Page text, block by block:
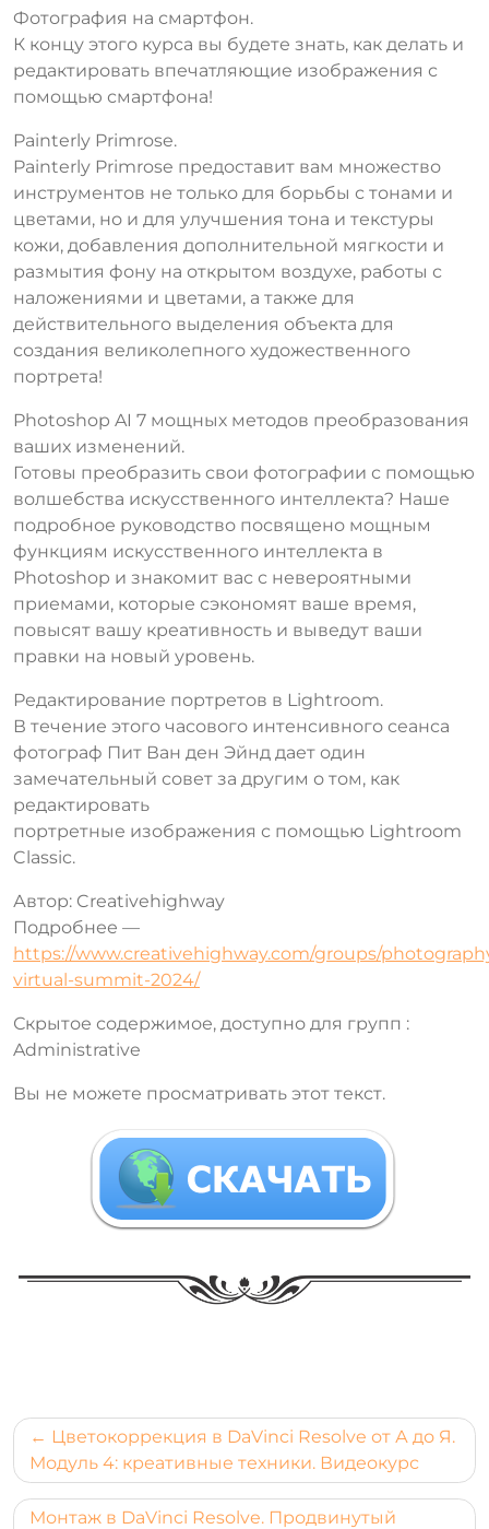
Фотография на смартфон.
К концу этого курса вы будете знать, как делать и
редактировать впечатляющие изображения с
помощью смартфона!
Painterly Primrose.
Painterly Primrose предоставит вам множество
инструментов не только для борьбы с тонами и
цветами, но и для улучшения тона и текстуры
кожи, добавления дополнительной мягкости и
размытия фону на открытом воздухе, работы с
наложениями и цветами, а также для
действительного выделения объекта для
создания великолепного художественного
портрета!
Photoshop AI 7 мощных методов преобразования
ваших изменений.
Готовы преобразить свои фотографии с помощью
волшебства искусственного интеллекта? Наше
подробное руководство посвящено мощным
функциям искусственного интеллекта в
Photoshop и знакомит вас с невероятными
приемами, которые сэкономят ваше время,
повысят вашу креативность и выведут ваши
правки на новый уровень.
Редактирование портретов в Lightroom.
В течение этого часового интенсивного сеанса
фотограф Пит Ван ден Эйнд дает один
замечательный совет за другим о том, как
редактировать
портретные изображения с помощью Lightroom
Classic.
Автор: Creativehighway
Подробнее —
https://www.creativehighway.com/groups/
virtual-summit-2024/
Скрытое содержимое, доступно для групп :
Administrative
Вы не можете просматривать этот текст.
Навигация
по
записям
Цветокоррекция в DaVinci Resolve от А до Я.
Модуль 4: креативные техники. Видеокурс
Монтаж в DaVinci Resolve. Продвинутый